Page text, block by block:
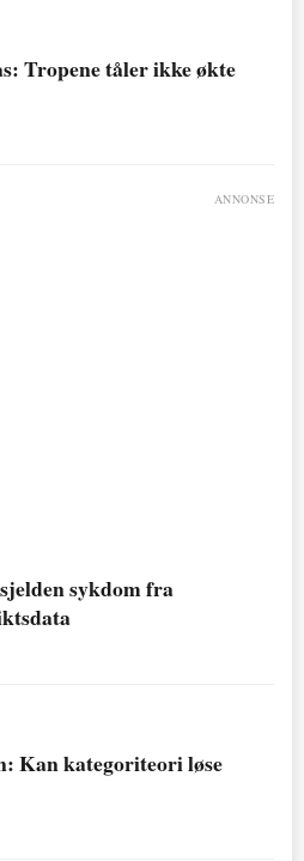
Tropene tåler ikke økte
ANNONSE
sykdom fra
Kan kategoriteori løse